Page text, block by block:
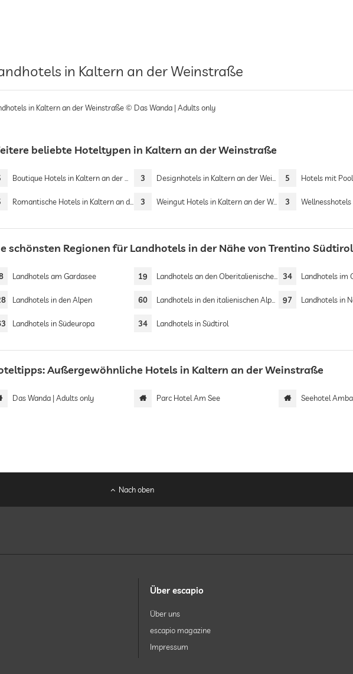
in Kaltern an der Weinstraße
in Kaltern an der Weinstraße © Das Wanda | Adults only
beliebte Hoteltypen in Kaltern an der Weinstraße
Boutique Hotels in Kaltern an der Weinstraße 3 Designhotels in Kaltern an der Weinstraße 5 Hotels mit Pool in
Romantische Hotels in Kaltern an der Weinstraße 3 Weingut Hotels in Kaltern an der Weinstraße 3 Wellnesshotels in
schönsten Regionen für Landhotels in der Nähe von Trentino Südtirol
Landhotels am Gardasee 19 Landhotels an den Oberitalienischen Seen 34 Landhotels im
Landhotels in den Alpen 60 Landhotels in den italienischen Alpen 97 Landhotels in
Landhotels in Südeuropa 34 Landhotels in Südtirol
Außergewöhnliche Hotels in Kaltern an der Weinstraße
Das Wanda | Adults only Parc Hotel Am See Seehotel
Nach oben
Über escapio
Über uns
escapio magazine
Impressum